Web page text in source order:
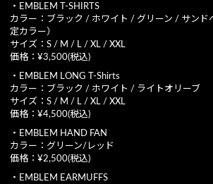
・EMBLEM T-SHIRTS
カラー：ブラック / ホワイト / グリーン / サンド
定カラー）
サイズ：S / M / L / XL / XXL
価格：¥3,500(税込)
・EMBLEM LONG T-Shirts
カラー：ブラック / ホワイト / ライトオリーブ
サイズ：S / M / L / XL / XXL
価格：¥4,500(税込)
・EMBLEM HAND FAN
カラー：グリーン/レッド
価格：¥2,500(税込)
・EMBLEM EARMUFFS